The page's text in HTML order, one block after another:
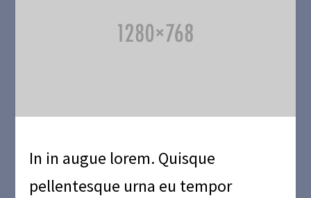
In in augue lorem. Quisque
pellentesque urna eu tempor